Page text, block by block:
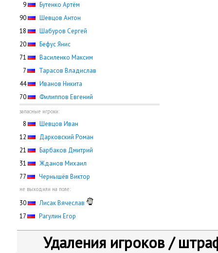
9
Бутенко Артём
90
Шевцов Антон
18
Шабуров Сергей
20
Бефус Янис
71
Василенко Максим
7
Тарасов Владислав
44
Иванов Никита
70
Филиппов Евгений
запасные игроки:
8
Шевцов Иван
12
Дарковский Роман
21
Барбаков Дмитрий
31
Жданов Михаил
77
Чернышёв Виктор
не выходили на поле:
30
Лисак Вячеслав
17
Рагулин Егор
Удаления игроков /